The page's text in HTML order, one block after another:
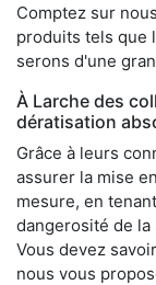
Comptez sur
produits tels que
serons d'une
À Larche des
dératisation
Grâce à leurs
assurer la mise
mesure, en
dangerosité de la
Vous devez
nous vous